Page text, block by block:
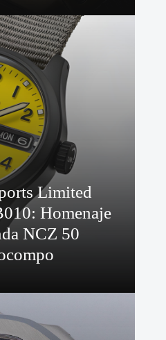
Limited
Homenaje
NCZ 50